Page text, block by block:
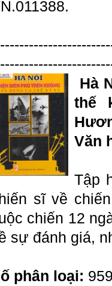
Hà
thế
Văn
Tập
sĩ về
chiến 12
sự đánh giá,
phân loại: